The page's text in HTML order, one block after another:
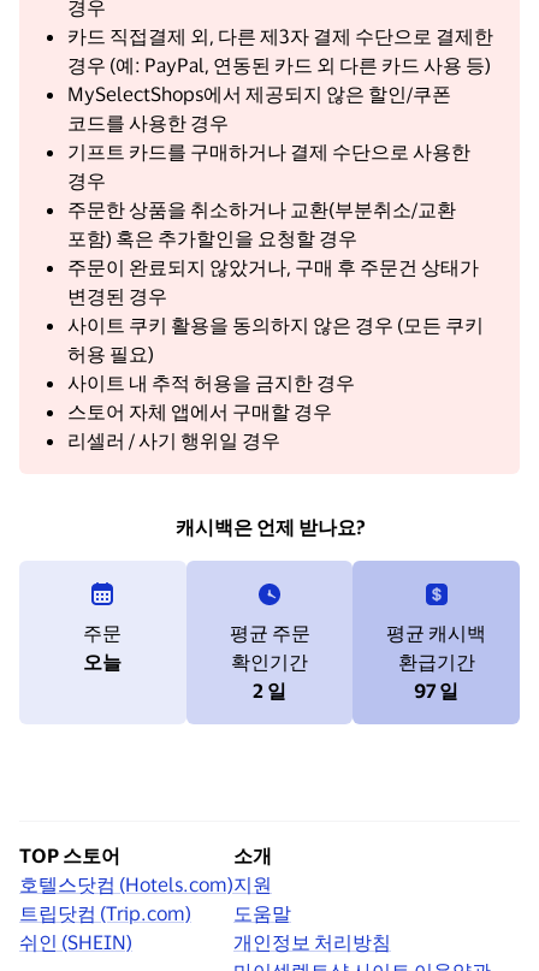
경우
카드 직접결제 외, 다른 제3자 결제 수단으로 결제한
경우 (예: PayPal, 연동된 카드 외 다른 카드 사용 등)
MySelectShops에서 제공되지 않은 할인/쿠폰
코드를 사용한 경우
기프트 카드를 구매하거나 결제 수단으로 사용한
경우
주문한 상품을 취소하거나 교환(부분취소/교환
포함) 혹은 추가할인을 요청할 경우
주문이 완료되지 않았거나, 구매 후 주문건 상태가
변경된 경우
사이트 쿠키 활용을 동의하지 않은 경우 (모든 쿠키
허용 필요)
사이트 내 추적 허용을 금지한 경우
스토어 자체 앱에서 구매할 경우
리셀러 / 사기 행위일 경우
캐시백은 언제 받나요?
주문
오늘
평균 주문
확인기간
2 일
평균 캐시백
환급기간
97 일
TOP 스토어
호텔스닷컴 (Hotels.com)
트립닷컴 (Trip.com)
쉬인 (SHEIN)
소개
지원
도움말
개인정보 처리방침